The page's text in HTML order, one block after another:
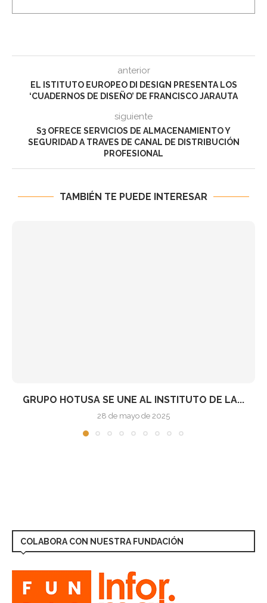
anterior
EL ISTITUTO EUROPEO DI DESIGN PRESENTA LOS
‘CUADERNOS DE DISEÑO’ DE FRANCISCO JARAUTA
siguiente
S3 OFRECE SERVICIOS DE ALMACENAMIENTO Y
SEGURIDAD A TRAVES DE CANAL DE DISTRIBUCIÓN
PROFESIONAL
TAMBIÉN TE PUEDE INTERESAR
LAS INSOLVENCIAS EMPRESARIALES EN ESPAÑA
AUMENTAN UN 5,2%...
6 de mayo de 2025
COLABORA CON NUESTRA FUNDACIÓN